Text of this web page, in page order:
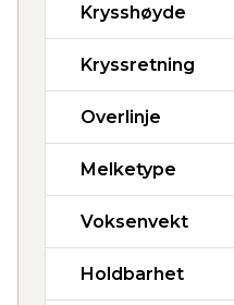
Krysshøyde
Kryssretning
Overlinje
Melketype
Voksenvekt
Holdbarhet